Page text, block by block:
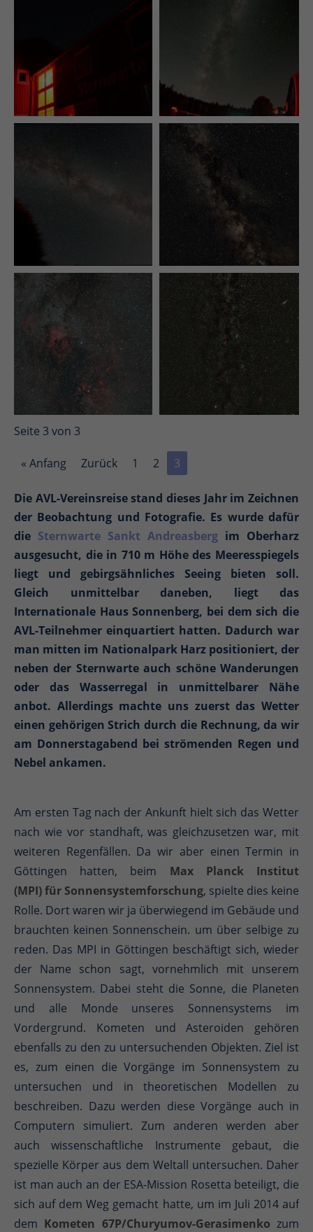
Seite 3 von 3
« Anfang Zurück 1 2 3
Die AVL-Vereinsreise stand dieses Jahr im Zeichnen
der Beobachtung und Fotografie. Es wurde dafür
die Sternwarte Sankt Andreasberg im Oberharz
ausgesucht, die in 710 m Höhe des Meeresspiegels
liegt und gebirgsähnliches Seeing bieten soll.
Gleich unmittelbar daneben, liegt das
Internationale Haus Sonnenberg, bei dem sich die
AVL-Teilnehmer einquartiert hatten. Dadurch war
man mitten im Nationalpark Harz positioniert, der
neben der Sternwarte auch schöne Wanderungen
oder das Wasserregal in unmittelbarer Nähe
anbot. Allerdings machte uns zuerst das Wetter
einen gehörigen Strich durch die Rechnung, da wir
am Donnerstagabend bei strömenden Regen und
Nebel ankamen.
Am ersten Tag nach der Ankunft hielt sich das Wetter
nach wie vor standhaft, was gleichzusetzen war, mit
weiteren Regenfällen. Da wir aber einen Termin in
Göttingen hatten, beim Max Planck Institut
(MPI) für Sonnensystemforschung, spielte dies keine
Rolle. Dort waren wir ja überwiegend im Gebäude und
brauchten keinen Sonnenschein. um über selbige zu
reden. Das MPI in Göttingen beschäftigt sich, wieder
der Name schon sagt, vornehmlich mit unserem
Sonnensystem. Dabei steht die Sonne, die Planeten
und alle Monde unseres Sonnensystems im
Vordergrund. Kometen und Asteroiden gehören
ebenfalls zu den zu untersuchenden Objekten. Ziel ist
es, zum einen die Vorgänge im Sonnensystem zu
untersuchen und in theoretischen Modellen zu
beschreiben. Dazu werden diese Vorgänge auch in
Computern simuliert. Zum anderen werden aber
auch wissenschaftliche Instrumente gebaut, die
spezielle Körper aus dem Weltall untersuchen. Daher
ist man auch an der ESA-Mission Rosetta beteiligt, die
sich auf dem Weg gemacht hatte, um im Juli 2014 auf
dem Kometen 67P/Churyumov-Gerasimenko zum